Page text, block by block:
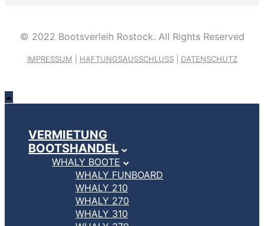
© 2022 Bootsverleih Rostock. All Rights Reserved
IMPRESSUM HAFTUNGSAUSSCHLUSS| DATENSCHUTZ
VERMIETUNG
BOOTSHANDEL
WHALY BOOTE
WHALY FUNBOARD
WHALY 210
WHALY 270
WHALY 310